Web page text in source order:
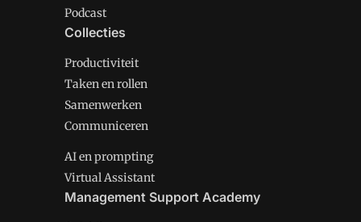
Podcast
Collecties
Productiviteit
Taken en rollen
Samenwerken
Communiceren
AI en prompting
Virtual Assistant
Management Support Academy